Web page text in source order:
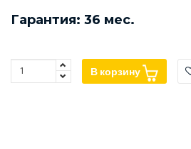
Гарантия: 36 мес.
В корзину